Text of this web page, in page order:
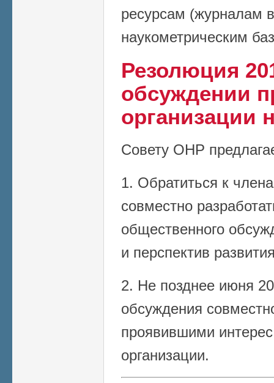
ресурсам (журналам
наукометрическим
Резолюция
обсуждении
организации
Совету ОНР
1. Обратиться к
совместно
общественного
и перспектив
2. Не позднее июня
обсуждения
проявившими
организации.